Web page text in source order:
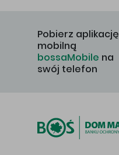
Pobierz aplikację
mobilną
bossaMobile na
swój telefon